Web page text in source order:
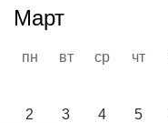
Март
пн вт ср чт
2
3 4 5